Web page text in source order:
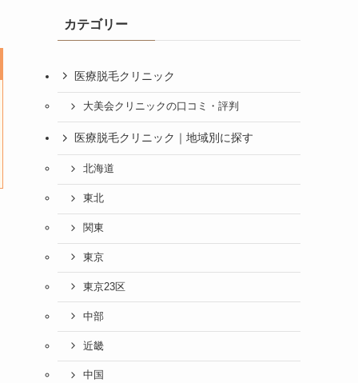
カテゴリー
医療脱毛クリニック
大美会クリニックの口コミ・評判
医療脱毛クリニック｜地域別に探す
北海道
東北
関東
東京
東京23区
中部
近畿
中国